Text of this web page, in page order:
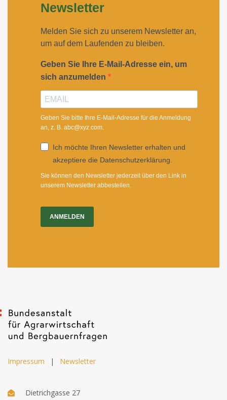
Newsletter
Melden Sie sich zu unserem Newsletter an,
um auf dem Laufenden zu bleiben.
Geben Sie Ihre E-Mail-Adresse ein, um
sich anzumelden
Geben Sie bitte Ihre E-Mail-Adresse für die Anmeldung
an, z. B. abc@xyz.com.
Ich möchte Ihren Newsletter erhalten und
akzeptiere die Datenschutzerklärung.
Sie können den Newsletter jederzeit über den Link in
unserem Newsletter abbestellen.
ANMELDEN
Impressum | Newsletter
Dietrichgasse 27